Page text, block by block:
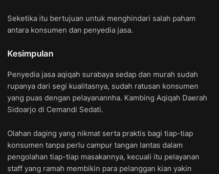
Seketika itu bertujuan untuk menghindari salah paham
antara konsumen dan penyedia jasa.
Kesimpulan
Penyedia jasa aqiqah surabaya sedap dan murah sudah
rupanya dari segi kualitasnya, sudah ratusan konsumen
yang puas dengan pelayanannha. Kambing Aqiqah Daerah
Sidoarjo di Cemandi Sedati.
Olahan daging yang nikmat serta praktis bagi tiap-tiap
konsumen tanpa perlu campur tangan lantas dalam
pengolahan tiap-tiap masakannya, kecuali itu pelayanan
staff yang ramah membikin para pelanggan kian yakin